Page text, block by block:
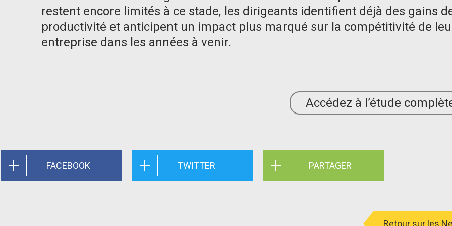
restent encore limités à ce stade, les dirigeants identifient déjà des gains
productivité et anticipent un impact plus marqué sur la compétitivité de
entreprise dans les années à venir.
Accédez à l’étude
FACEBOOK TWITTER PARTAGER
Retour sur les